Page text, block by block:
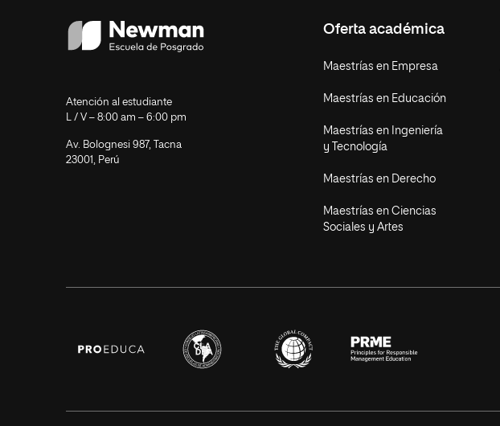
Atención al estudiante
L / V – 8:00 am – 6:00 pm
Av. Bolognesi 987, Tacna
23001, Perú
Oferta académica
Maestrías en Empresa
Maestrías en Educación
Maestrías en Ingeniería
y Tecnología
Maestrías en Derecho
Maestrías en Ciencias
Sociales y Artes